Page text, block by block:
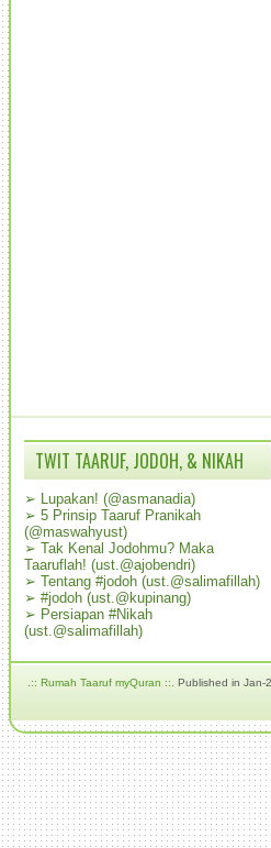
TWIT TAARUF, JODOH, & NIKAH
➢ Lupakan! (@asmanadia)
➢ 5 Prinsip Taaruf Pranikah
(@maswahyust)
➢ Tak Kenal Jodohmu? Maka
Taaruflah! (ust.@ajobendri)
➢ Tentang #jodoh (ust.@salimafillah)
➢ #jodoh (ust.@kupinang)
➢ Persiapan #Nikah
(ust.@salimafillah)
.:: Rumah Taaruf myQuran ::. Published in Jan-